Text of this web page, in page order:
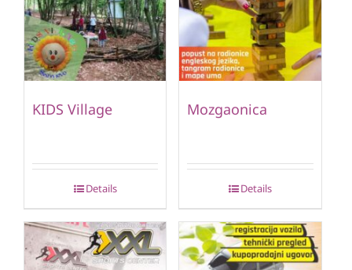
KIDS Village
Details
Mozgaonica
Details